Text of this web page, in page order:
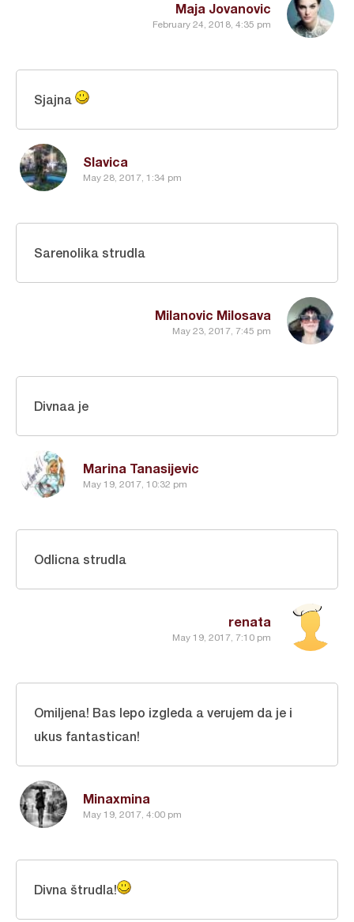
Maja Jovanovic
February 24, 2018, 4:35 pm
Slavica
May 28, 2017, 1:34 pm
Sjajna
Milanovic Milosava
May 23, 2017, 7:45 pm
Sarenolika strudla
Marina Tanasijevic
May 19, 2017, 10:32 pm
Divnaa je
renata
May 19, 2017, 7:10 pm
Odlicna strudla
Minaxmina
May 19, 2017, 4:00 pm
Omiljena! Bas lepo izgleda a verujem da je i
ukus fantastican!
Divna štrudla!